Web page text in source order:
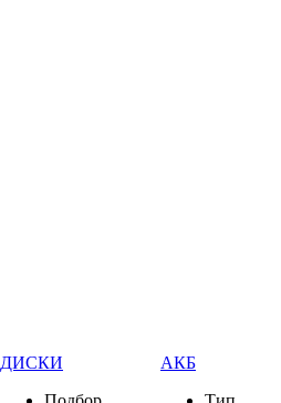
ДИСКИ
АКБ